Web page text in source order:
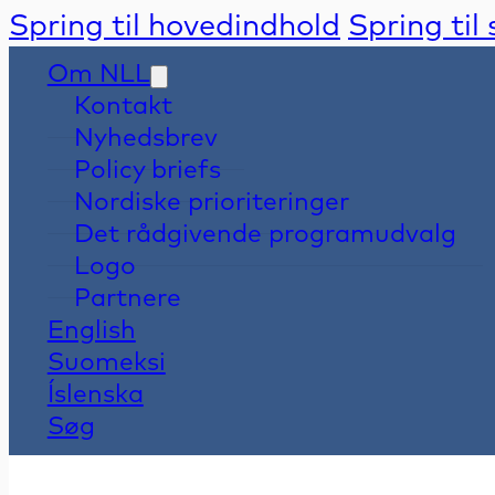
Spring til hovedindhold Spring til
Om NLL
Kontakt
Nyhedsbrev
Policy briefs
Nordiske prioriteringer
Det rådgivende programudvalg
Logo
Partnere
English
Suomeksi
Íslenska
Søg